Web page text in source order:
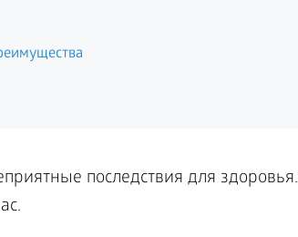
последствия для здоровья.